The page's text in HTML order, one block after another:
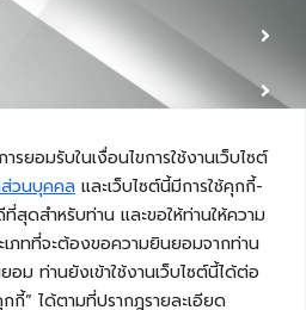
ารยอมรับในเงื่อนไขการใช้งานเว็บไซต์
วนบุคคล และเว็บไซต์นี้มีการใช้คุกกี้-
ดสำหรับท่าน และขอให้ท่านให้ความ
ภทที่จะต้องขอความยินยอมจากท่าน
ม ท่านยังเข้าใช้งานเว็บไซต์นี้ได้ต่อ
กี้” ได้ตามที่ปรากฎรายละเอียด